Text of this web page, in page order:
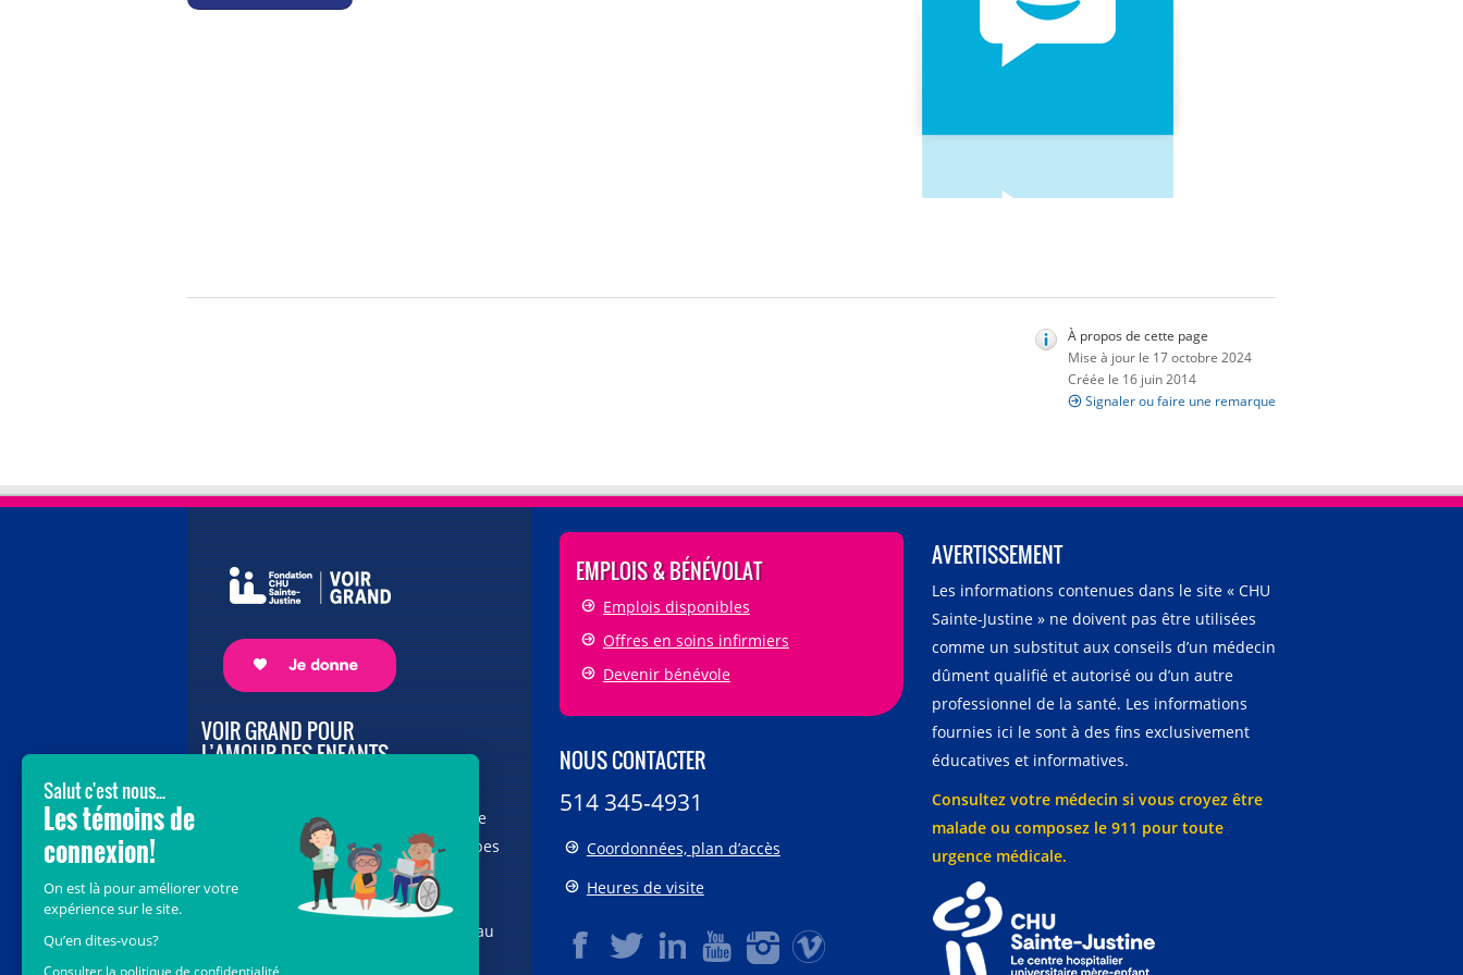
À propos de cette page
Mise à jour le 17 octobre 2024
Créée le 16 juin 2014
Signaler ou faire une remarque
VOIR GRAND POUR
L’AMOUR DES ENFANTS
vous au cœur de la campagne majeure
Voir Grand, nous conduisons les équipes
soignantes vers les opportunités de la
science et des nouvelles technologies
pour que chaque enfant, où qu’il soit au
EMPLOIS & BÉNÉVOLAT
Emplois disponibles
Offres en soins infirmiers
Devenir bénévole
NOUS CONTACTER
514 345-4931
Coordonnées, plan d’accès
Heures de visite
AVERTISSEMENT
Les informations contenues dans le site « CHU
Sainte-Justine » ne doivent pas être utilisées
comme un substitut aux conseils d’un médecin
dûment qualifié et autorisé ou d’un autre
professionnel de la santé. Les informations
fournies ici le sont à des fins exclusivement
éducatives et informatives.
Consultez votre médecin si vous croyez être
malade ou composez le 911 pour toute
urgence médicale.